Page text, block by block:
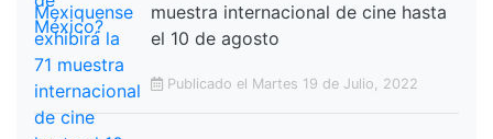
muestra internacional de cine hasta
el 10 de agosto
Publicado el Martes 19 de Julio, 2022